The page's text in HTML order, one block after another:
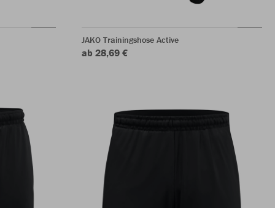
JAKO Trainingshose Active
ab 28,69 €